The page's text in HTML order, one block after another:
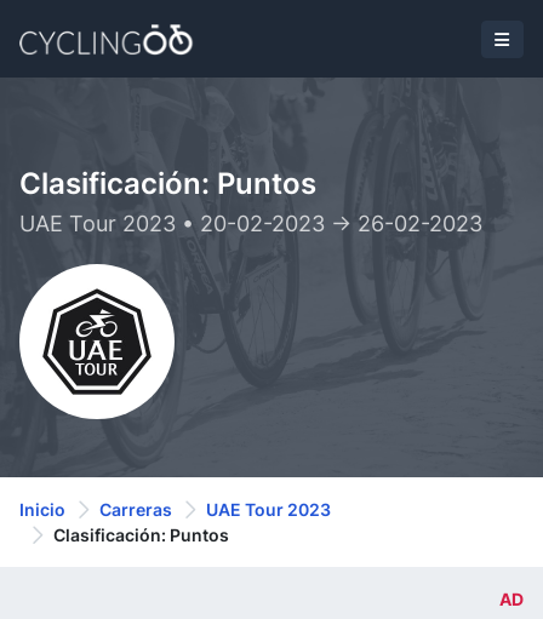
Clasificación: Puntos
UAE Tour 2023 • 20-02-2023 -> 26-02-2023
Inicio Carreras
UAE Tour 2023
Clasificación: Puntos
AD